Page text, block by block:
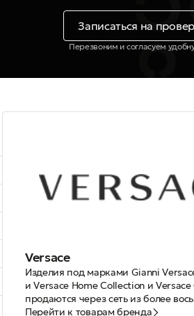
Записаться на
Перезвоним и согласуем
Versace
Изделия под марками Gianni
и Versace Home Collection и
продаются через сеть из более
собственных бутиков и 123
Перейти к товарам бренда